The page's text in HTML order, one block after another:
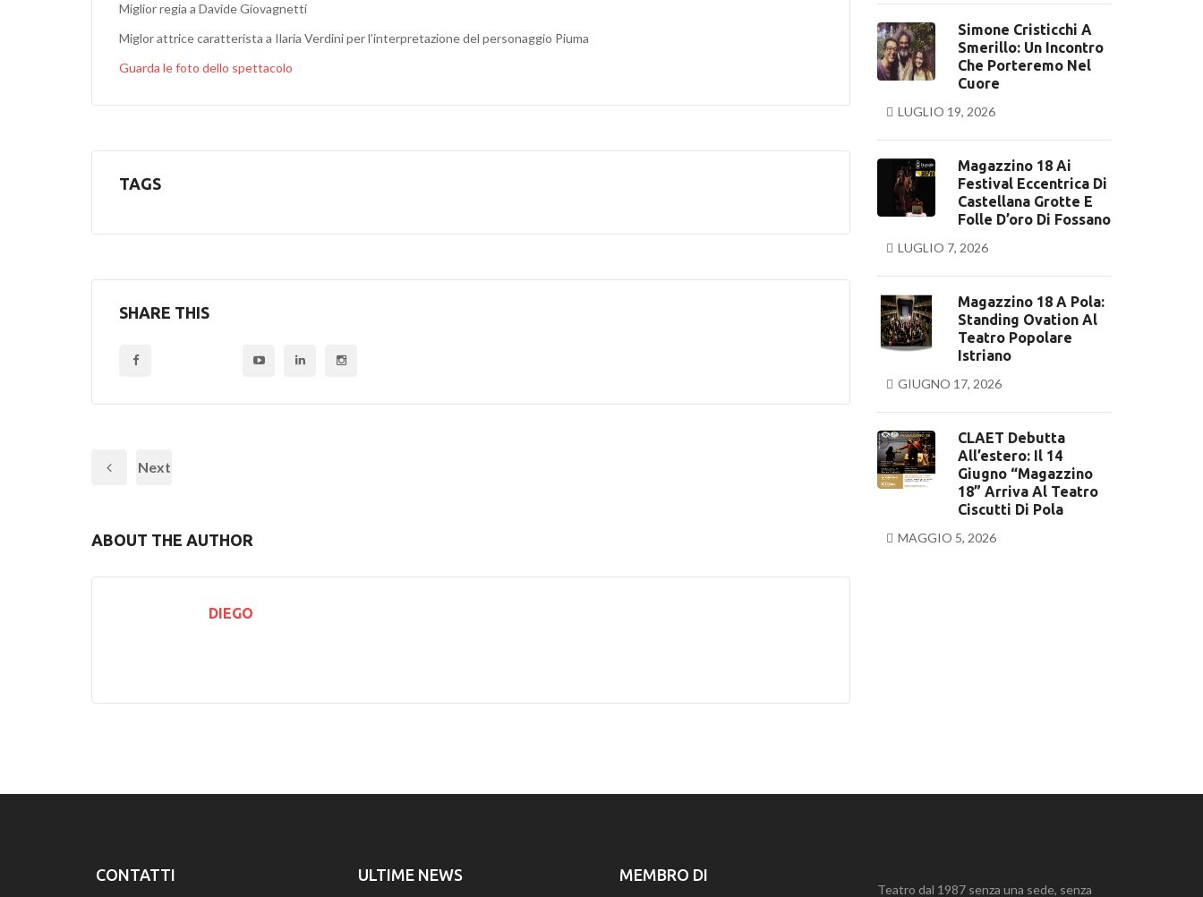
Miglior regia a Davide Giovagnetti
Miglor attrice caratterista a Ilaria Verdini per l’interpretazione del personaggio Piuma
Guarda le foto dello spettacolo
TAGS
SHARE THIS
Next
ABOUT THE AUTHOR
DIEGO
Simone Cristicchi A
Smerillo: Un Incontro
Che Porteremo Nel
Cuore
LUGLIO 19, 2026
Magazzino 18 Ai
Festival Eccentrica Di
Castellana Grotte E
Folle D’oro Di Fossano
LUGLIO 7, 2026
Magazzino 18 A Pola:
Standing Ovation Al
Teatro Popolare
Istriano
GIUGNO 17, 2026
CLAET Debutta
All’estero: Il 14
Giugno “Magazzino
18” Arriva Al Teatro
Ciscutti Di Pola
MAGGIO 5, 2026
CONTATTI ULTIME NEWS MEMBRO DI
Teatro dal 1987 senza una sede, senza